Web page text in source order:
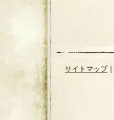
サイトマップ｜